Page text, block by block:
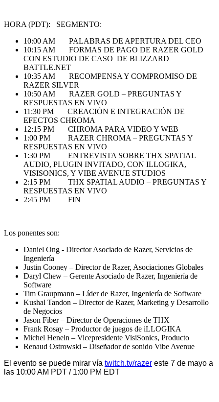
HORA (PDT): SEGMENTO:
10:00 AM PALABRAS DE APERTURA DEL CEO
10:15 AM FORMAS DE PAGO DE RAZER GOLD
CON ESTUDIO DE CASO DE BLIZZARD
BATTLE.NET
10:35 AM RECOMPENSA Y COMPROMISO DE
RAZER SILVER
10:50 AM RAZER GOLD – PREGUNTAS Y
RESPUESTAS EN VIVO
11:30 PM CREACIÓN E INTEGRACIÓN DE
EFECTOS CHROMA
12:15 PM CHROMA PARA VIDEO Y WEB
1:00 PM RAZER CHROMA – PREGUNTAS Y
RESPUESTAS EN VIVO
1:30 PM ENTREVISTA SOBRE THX SPATIAL
AUDIO, PLUGIN INVITADO, CON ILLOGIKA,
VISISONICS, Y VIBE AVENUE STUDIOS
2:15 PM THX SPATIAL AUDIO – PREGUNTAS Y
RESPUESTAS EN VIVO
2:45 PM FIN
Los ponentes son:
Daniel Ong - Director Asociado de Razer, Servicios de
Ingeniería
Justin Cooney – Director de Razer, Asociaciones Globales
Daryl Chew – Gerente Asociado de Razer, Ingeniería de
Software
Tim Graupmann – Líder de Razer, Ingeniería de Software
Kushal Tandon – Director de Razer, Marketing y Desarrollo
de Negocios
Jason Fiber – Director de Operaciones de THX
Frank Rosay – Productor de juegos de iLLOGIKA
Michel Henein – Vicepresidente VisiSonics, Producto
Renaud Ostrowski – Diseñador de sonido Vibe Avenue
El evento se puede mirar vía twitch.tv/razer este 7 de mayo a
las 10:00 AM PDT / 1:00 PM EDT